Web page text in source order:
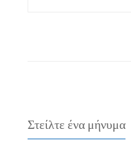
Στείλτε ένα μήνυμα